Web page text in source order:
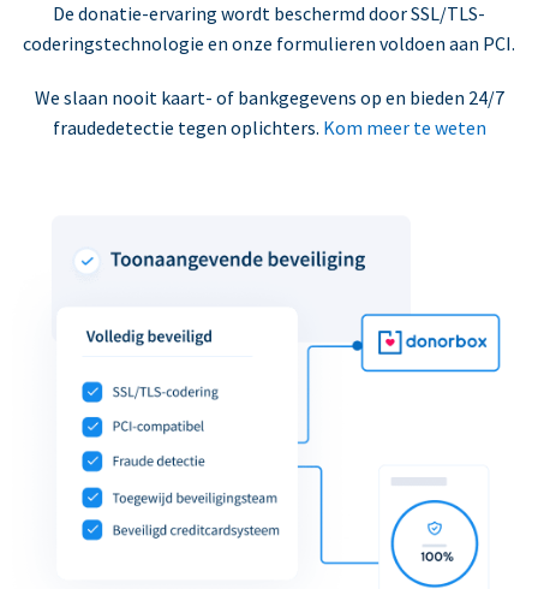
De donatie-ervaring wordt beschermd door SSL/TLS-
coderingstechnologie en onze formulieren voldoen aan PCI.
We slaan nooit kaart- of bankgegevens op en bieden 24/7
fraudedetectie tegen oplichters. Kom meer te weten